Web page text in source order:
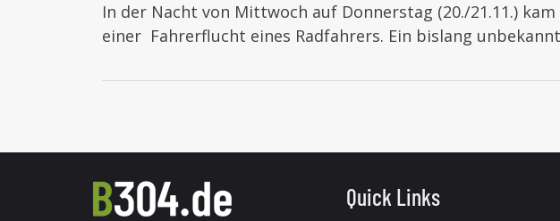
In der Nacht von Mittwoch auf Donnerstag (20./21.11.)
einer Fahrerflucht eines Radfahrers. Ein bislang
Quick Links